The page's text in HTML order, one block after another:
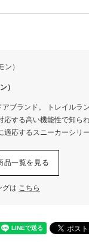
）
ブランド。 トレイルラ
応する高い機能性で知ら
適応するスニーカーシリー
品一覧を見る
グは こちら